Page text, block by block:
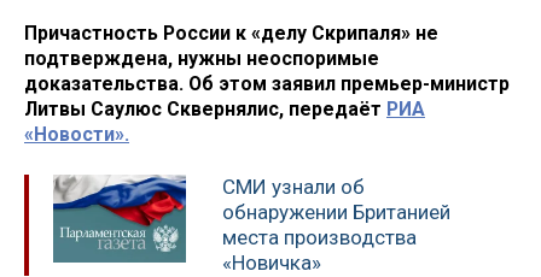
Причастность России к «делу Скрипаля» не
подтверждена, нужны неоспоримые
доказательства. Об этом заявил премьер-министр
Литвы Саулюс Сквернялис, передаёт РИА
«Новости».
СМИ узнали об
обнаружении Британией
места производства
«Новичка»